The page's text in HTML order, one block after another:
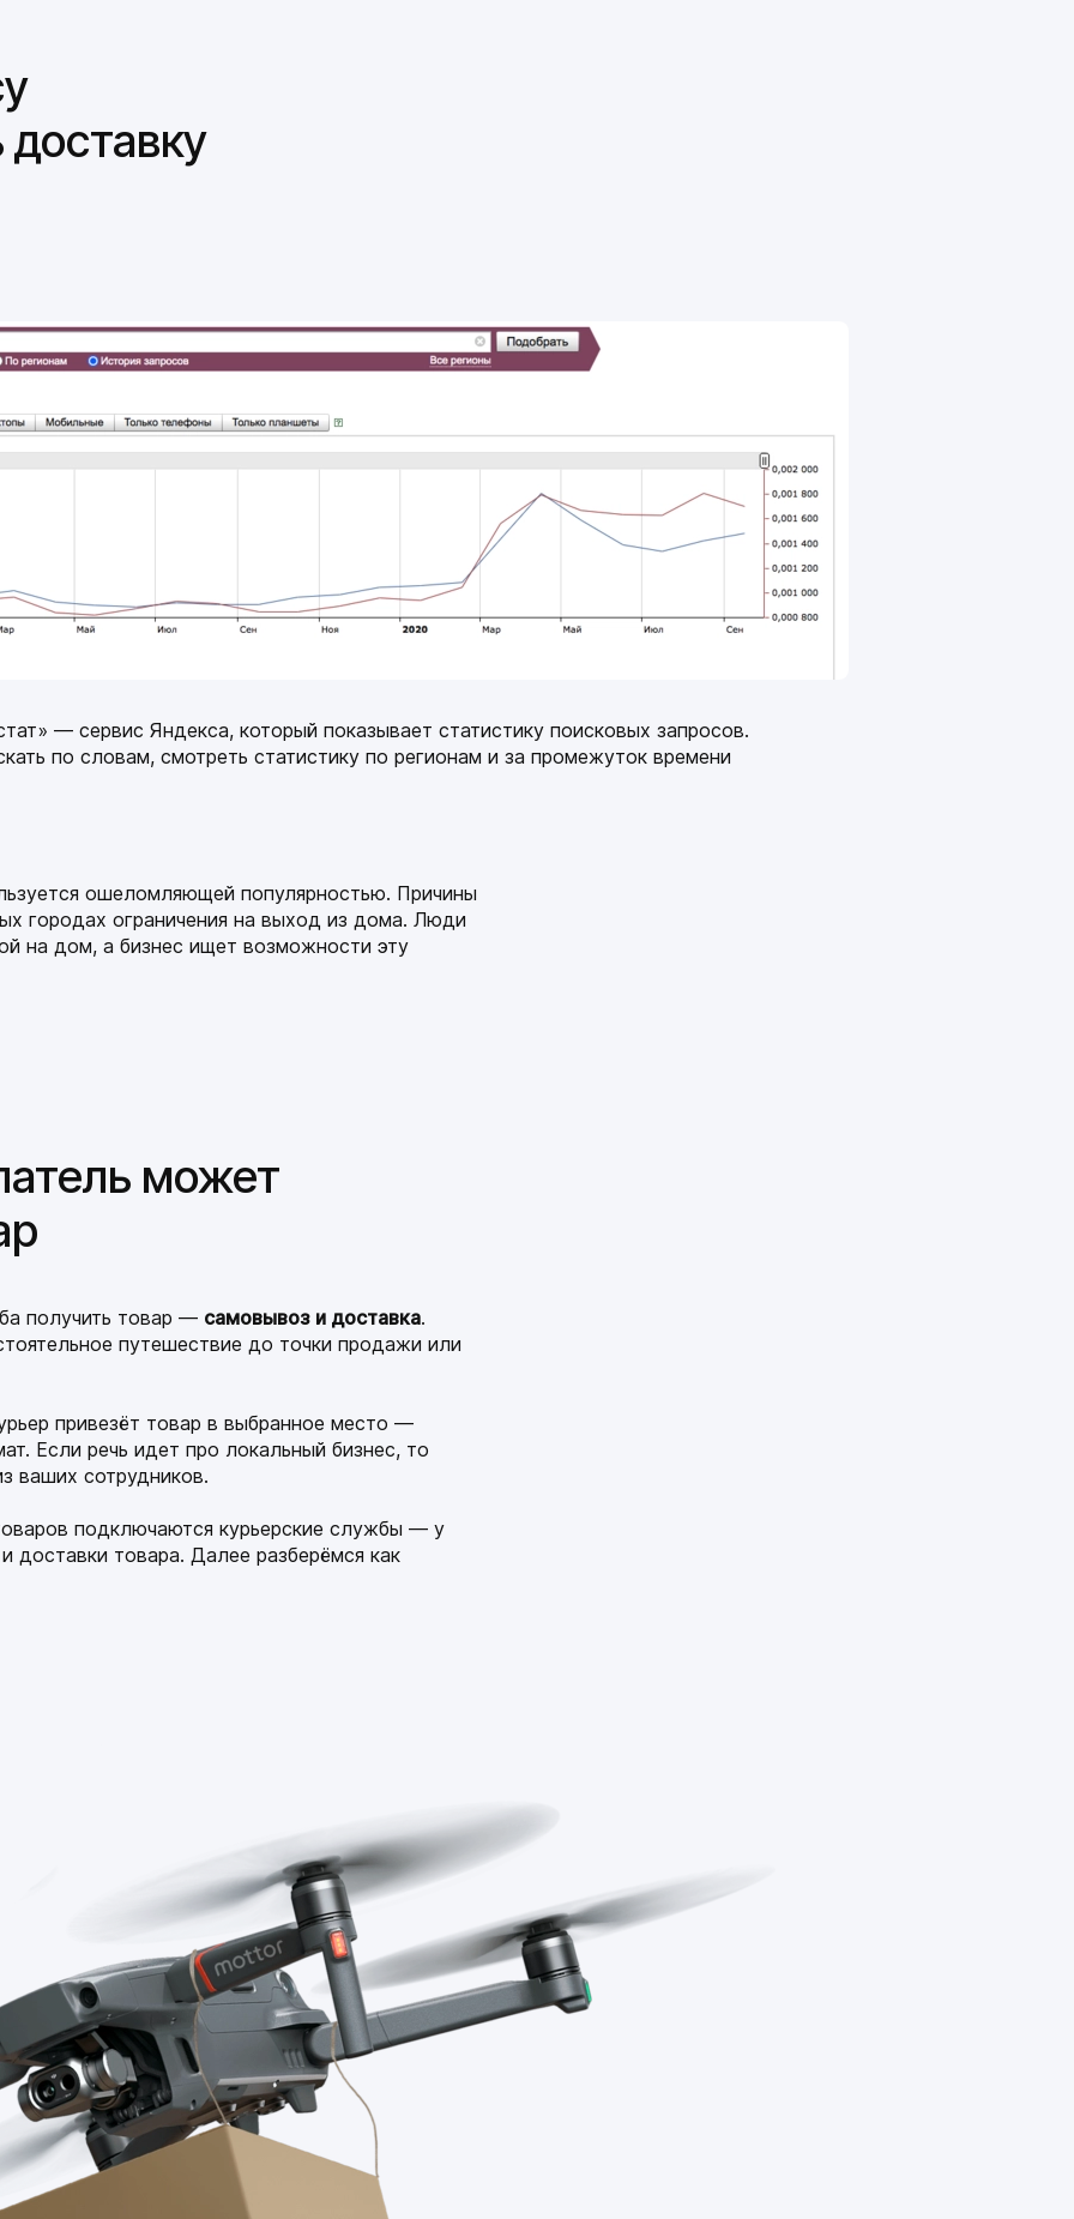
Забронировать предложение
доставку
— сервис Яндекса, который показывает статистику поисковых запросов.
по словам, смотреть статистику по регионам и за промежуток времени
ошеломляющей популярностью. Причины
городах ограничения на выход из дома. Люди
на дом, а бизнес ищет возможности эту
может
получить товар — самовывоз и доставка.
путешествие до точки продажи или
привезёт товар в выбранное место —
Если речь идет про локальный бизнес, то
ваших сотрудников.
подключаются курьерские службы — у
доставки товара. Далее разберёмся как